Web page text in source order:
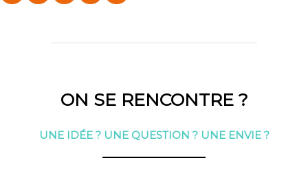
ON SE RENCONTRE ?
UNE IDÉE ? UNE QUESTION ? UNE ENVIE ?